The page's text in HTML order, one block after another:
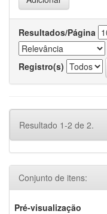
Resultados/Página
Registro(s)
Resultado 1-2 de 2.
Conjunto de itens:
Pré-visualização